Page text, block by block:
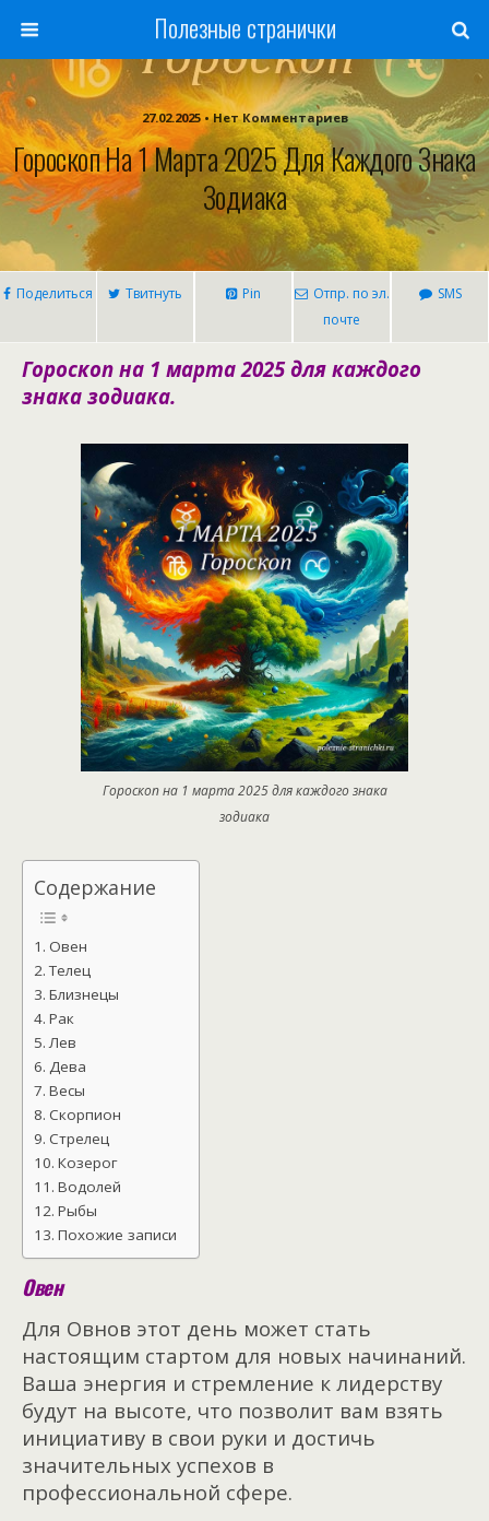
Полезные странички
27.02.2025 • Нет Комментариев
Гороскоп На 1 Марта 2025 Для Каждого Знака
Зодиака
Поделиться Твитнуть Pin
Отпр. по эл.
почте
SMS
Гороскоп на 1 марта 2025 для каждого
знака зодиака.
Гороскоп на 1 марта 2025 для каждого знака
зодиака
Содержание
Овен
Телец
Близнецы
Рак
Лев
Дева
Весы
Скорпион
Стрелец
Козерог
Водолей
Рыбы
Похожие записи
Овен
Для Овнов этот день может стать
настоящим стартом для новых начинаний.
Ваша энергия и стремление к лидерству
будут на высоте, что позволит вам взять
инициативу в свои руки и достичь
значительных успехов в
профессиональной сфере.